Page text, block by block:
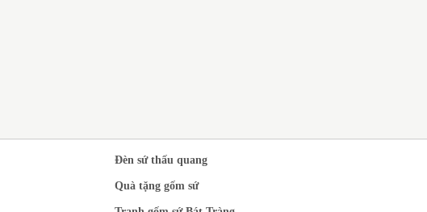
Đèn sứ thấu quang
Quà tặng gốm sứ